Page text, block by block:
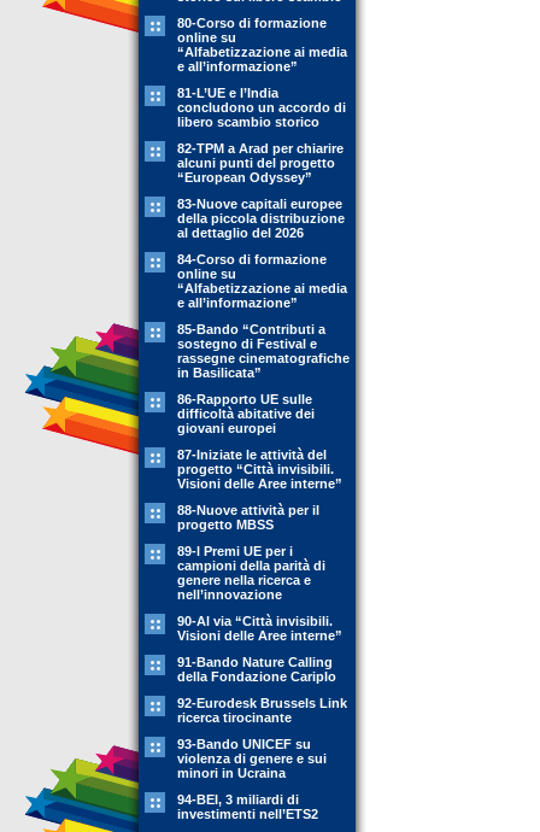
80-Corso di formazione
online su
“Alfabetizzazione ai media
e all’informazione”
81-L’UE e l’India
concludono un accordo di
libero scambio storico
82-TPM a Arad per chiarire
alcuni punti del progetto
“European Odyssey”
83-Nuove capitali europee
della piccola distribuzione
al dettaglio del 2026
84-Corso di formazione
online su
“Alfabetizzazione ai media
e all’informazione”
85-Bando “Contributi a
sostegno di Festival e
rassegne cinematografiche
in Basilicata”
86-Rapporto UE sulle
difficoltà abitative dei
giovani europei
87-Iniziate le attività del
progetto “Città invisibili.
Visioni delle Aree interne”
88-Nuove attività per il
progetto MBSS
89-l Premi UE per i
campioni della parità di
genere nella ricerca e
nell’innovazione
90-Al via “Città invisibili.
Visioni delle Aree interne”
91-Bando Nature Calling
della Fondazione Cariplo
92-Eurodesk Brussels Link
ricerca tirocinante
93-Bando UNICEF su
violenza di genere e sui
minori in Ucraina
94-BEI, 3 miliardi di
investimenti nell’ETS2